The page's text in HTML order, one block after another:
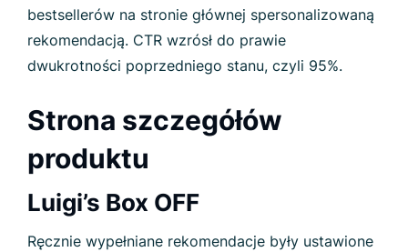
bestsellerów na stronie głównej spersonalizowaną
rekomendacją. CTR wzrósł do prawie
dwukrotności poprzedniego stanu, czyli 95%.
Strona szczegółów
produktu
Luigi’s Box OFF
Ręcznie wypełniane rekomendacje były ustawione